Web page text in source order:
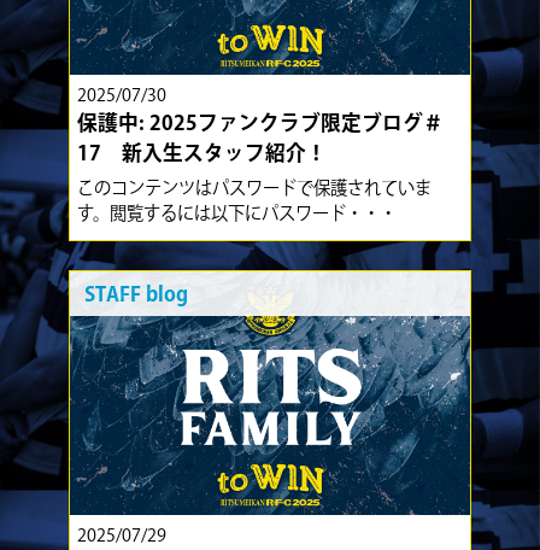
2025/07/30
保護中: 2025ファンクラブ限定ブログ＃
17 新入生スタッフ紹介！
このコンテンツはパスワードで保護されていま
す。閲覧するには以下にパスワード・・・
STAFF blog
2025/07/29